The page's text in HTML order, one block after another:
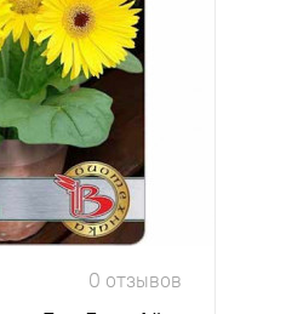
0 отзывов